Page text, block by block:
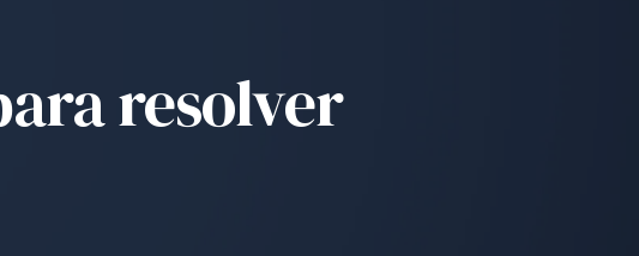
resolver